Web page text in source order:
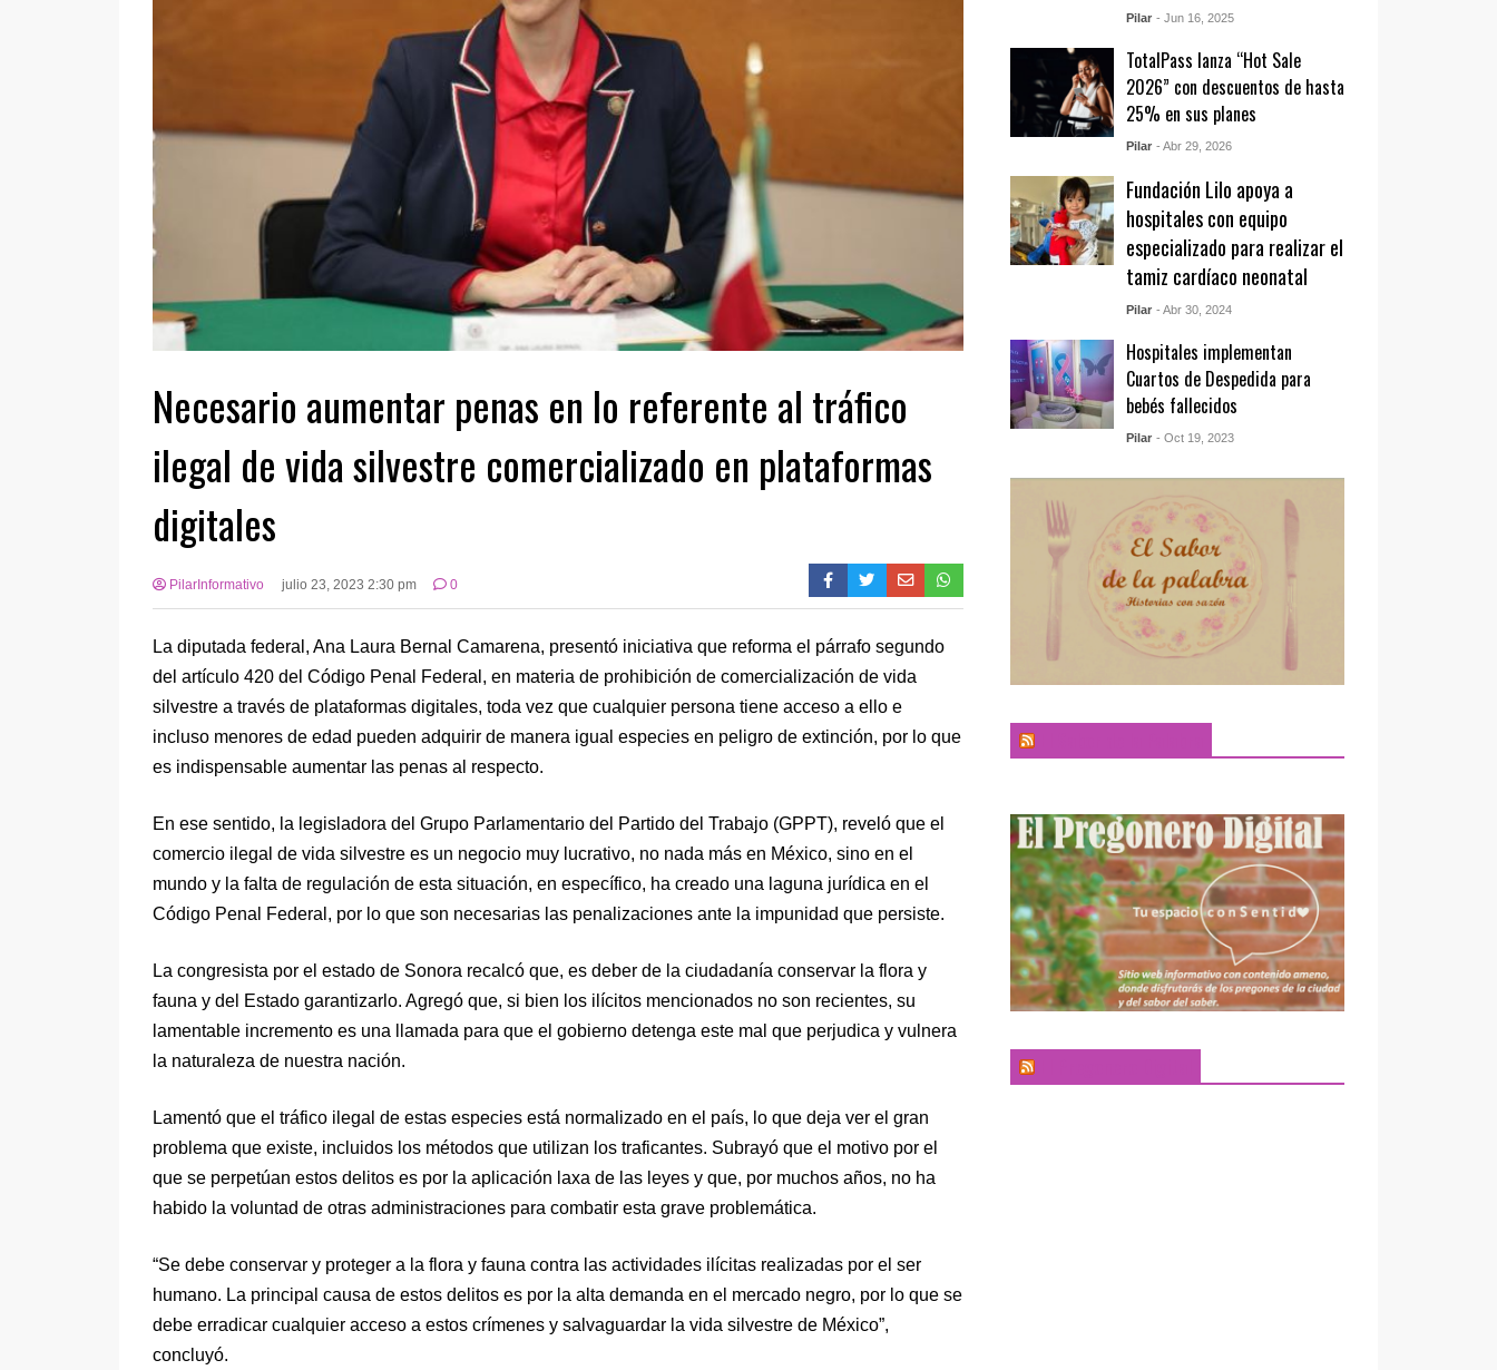
Necesario aumentar penas en lo referente al tráfico
ilegal de vida silvestre comercializado en plataformas
digitales
PilarInformativo julio 23, 2023 2:30 pm 0
La diputada federal, Ana Laura Bernal Camarena, presentó iniciativa que reforma el párrafo segundo
del artículo 420 del Código Penal Federal, en materia de prohibición de comercialización de vida
silvestre a través de plataformas digitales, toda vez que cualquier persona tiene acceso a ello e
incluso menores de edad pueden adquirir de manera igual especies en peligro de extinción, por lo que
es indispensable aumentar las penas al respecto.
En ese sentido, la legisladora del Grupo Parlamentario del Partido del Trabajo (GPPT), reveló que el
comercio ilegal de vida silvestre es un negocio muy lucrativo, no nada más en México, sino en el
mundo y la falta de regulación de esta situación, en específico, ha creado una laguna jurídica en el
Código Penal Federal, por lo que son necesarias las penalizaciones ante la impunidad que persiste.
La congresista por el estado de Sonora recalcó que, es deber de la ciudadanía conservar la flora y
fauna y del Estado garantizarlo. Agregó que, si bien los ilícitos mencionados no son recientes, su
lamentable incremento es una llamada para que el gobierno detenga este mal que perjudica y vulnera
la naturaleza de nuestra nación.
Lamentó que el tráfico ilegal de estas especies está normalizado en el país, lo que deja ver el gran
problema que existe, incluidos los métodos que utilizan los traficantes. Subrayó que el motivo por el
que se perpetúan estos delitos es por la aplicación laxa de las leyes y que, por muchos años, no ha
habido la voluntad de otras administraciones para combatir esta grave problemática.
“Se debe conservar y proteger a la flora y fauna contra las actividades ilícitas realizadas por el ser
humano. La principal causa de estos delitos es por la alta demanda en el mercado negro, por lo que se
debe erradicar cualquier acceso a estos crímenes y salvaguardar la vida silvestre de México”,
concluyó.
Pilar - Jun 16, 2025
TotalPass lanza “Hot Sale
2026” con descuentos de hasta
25% en sus planes
Pilar - Abr 29, 2026
Fundación Lilo apoya a
hospitales con equipo
especializado para realizar el
tamiz cardíaco neonatal
Pilar - Abr 30, 2024
Hospitales implementan
Cuartos de Despedida para
bebés fallecidos
Pilar - Oct 19, 2023